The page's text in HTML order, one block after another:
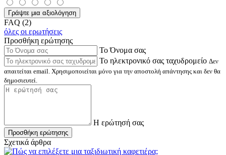
Γράψτε μια αξιολόγηση
FAQ (2)
όλες οι ερωτήσεις
Προσθήκη ερώτησης
Το Όνομα σας
Το ηλεκτρονικό σας ταχυδρομείο Δεν
απαιτείται email. Χρησιμοποιείται μόνο για την αποστολή απάντησης και δεν θα
δημοσιευτεί.
Η ερώτησή σας
Προσθήκη ερώτησης
Σχετικά άρθρα